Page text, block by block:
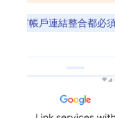
所有帳戶連結整合都必